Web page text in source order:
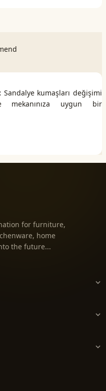
Sandalye kumaşları değişimi
mekanınıza uygun bir
for furniture,
home
the future...